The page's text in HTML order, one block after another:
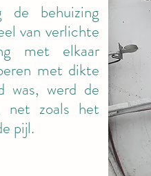
de behuizing
van verlichte
met elkaar
met dikte
was, werd de
net zoals het
pijl.